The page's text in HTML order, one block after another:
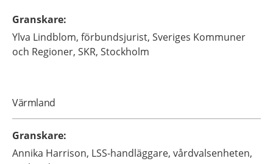
Granskare:
Ylva Lindblom, förbundsjurist, Sveriges Kommuner
och Regioner, SKR, Stockholm
Värmland
Granskare:
Annika Harrison, LSS-handläggare, vårdvalsenheten,